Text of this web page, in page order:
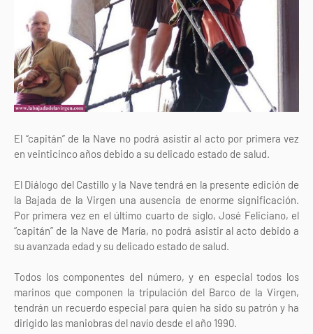
El “capitán” de la Nave no podrá asistir al acto por primera vez
en veinticinco años debido a su delicado estado de salud.
El Diálogo del Castillo y la Nave tendrá en la presente edición de
la Bajada de la Virgen una ausencia de enorme significación.
Por primera vez en el último cuarto de siglo, José Feliciano, el
“capitán” de la Nave de María, no podrá asistir al acto debido a
su avanzada edad y su delicado estado de salud.
Todos los componentes del número, y en especial todos los
marinos que componen la tripulación del Barco de la Virgen,
tendrán un recuerdo especial para quien ha sido su patrón y ha
dirigido las maniobras del navío desde el año 1990.